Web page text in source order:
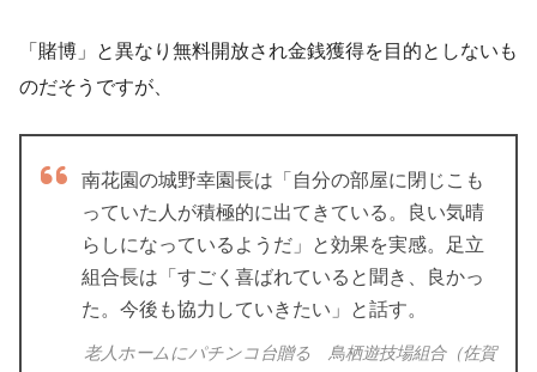
「賭博」と異なり無料開放され金銭獲得を目的としないも
のだそうですが、
南花園の城野幸園長は「自分の部屋に閉じこも
っていた人が積極的に出てきている。良い気晴
らしになっているようだ」と効果を実感。足立
組合長は「すごく喜ばれていると聞き、良かっ
た。今後も協力していきたい」と話す。
老人ホームにパチンコ台贈る 鳥栖遊技場組合（佐賀